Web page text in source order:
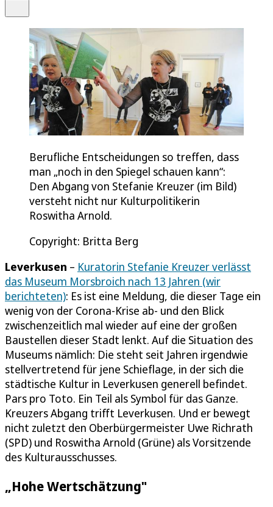
Berufliche Entscheidungen so treffen, dass
man „noch in den Spiegel schauen kann“:
Den Abgang von Stefanie Kreuzer (im Bild)
versteht nicht nur Kulturpolitikerin
Roswitha Arnold.
Copyright: Britta Berg
Leverkusen – Kuratorin Stefanie Kreuzer verlässt
das Museum Morsbroich nach 13 Jahren (wir
berichteten): Es ist eine Meldung, die dieser Tage ein
wenig von der Corona-Krise ab- und den Blick
zwischenzeitlich mal wieder auf eine der großen
Baustellen dieser Stadt lenkt. Auf die Situation des
Museums nämlich: Die steht seit Jahren irgendwie
stellvertretend für jene Schieflage, in der sich die
städtische Kultur in Leverkusen generell befindet.
Pars pro Toto. Ein Teil als Symbol für das Ganze.
Kreuzers Abgang trifft Leverkusen. Und er bewegt
nicht zuletzt den Oberbürgermeister Uwe Richrath
(SPD) und Roswitha Arnold (Grüne) als Vorsitzende
des Kulturausschusses.
„Hohe Wertschätzung"